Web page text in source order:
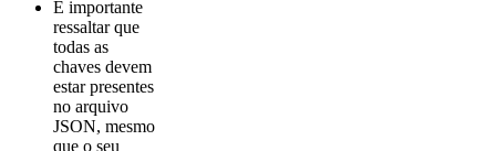
É importante
ressaltar que
todas as
chaves devem
estar presentes
no arquivo
JSON, mesmo
que o seu